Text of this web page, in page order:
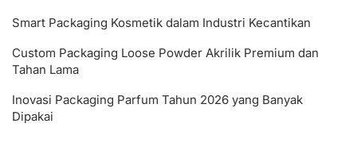
Smart Packaging Kosmetik dalam Industri Kecantikan
Custom Packaging Loose Powder Akrilik Premium dan
Tahan Lama
Inovasi Packaging Parfum Tahun 2026 yang Banyak
Dipakai